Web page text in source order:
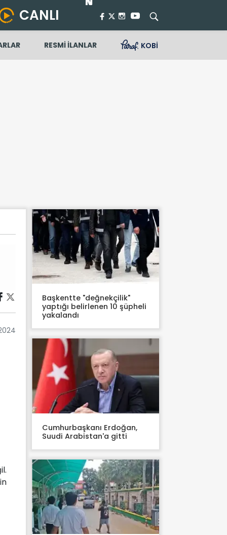
CANLI
RESMİ İLANLAR KOBİ
Başkentte "değnekçilik"
yaptığı belirlenen 10 şüpheli
yakalandı
Cumhurbaşkanı Erdoğan,
Suudi Arabistan'a gitti